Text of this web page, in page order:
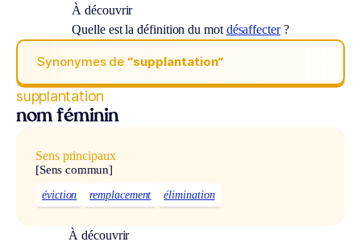
À découvrir
Quelle est la définition du mot désaffecter?
Synonymes de “supplantation“
supplantation
nom féminin
Sens principaux
[Sens commun]
éviction remplacement élimination
À découvrir